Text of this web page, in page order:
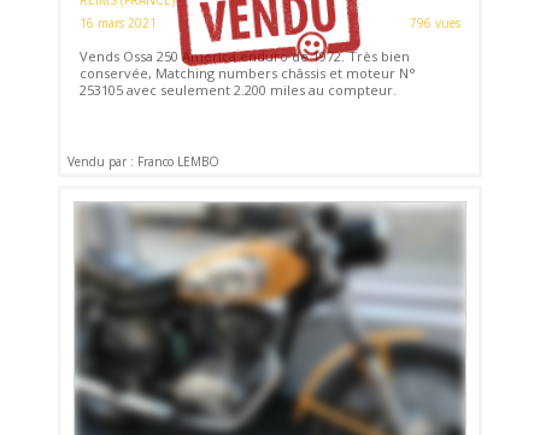
16 mars 2021
796 vues
Vends Ossa 250 America enduro de 1972. Très bien
conservée, Matching numbers châssis et moteur N°
253105 avec seulement 2.200 miles au compteur.
Vendu par : Franco LEMBO